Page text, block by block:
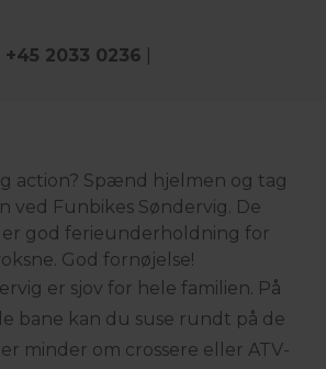
+45 2033 0236
action? Spænd hjelmen og tag
ved Funbikes Søndervig. De
er god ferieunderholdning for
God fornøjelse!
er sjov for hele familien. På
bane kan du suse rundt på de
minder om crossere eller ATV-